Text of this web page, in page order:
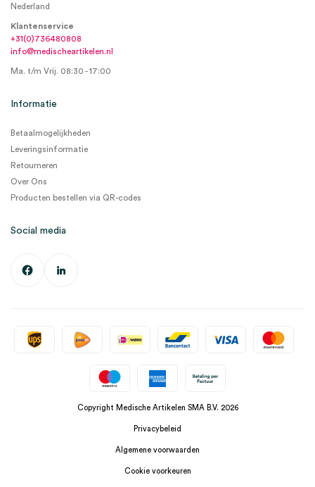
Nederland
Klantenservice
+31(0)736480808
info@medischeartikelen.nl
Ma. t/m Vrij. 08:30 - 17:00
Informatie
Betaalmogelijkheden
Leveringsinformatie
Retourneren
Over Ons
Producten bestellen via QR-codes
Social media
Copyright Medische Artikelen SMA B.V. 2026
Privacybeleid
Algemene voorwaarden
Cookie voorkeuren